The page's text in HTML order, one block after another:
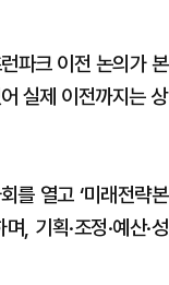
파크 이전 논의가 본
실제 이전까지는 상
를 열고 ‘미래전략본
, 기획·조정·예산·성